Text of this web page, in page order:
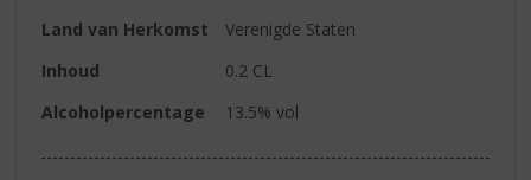
Land van Herkomst
Verenigde Staten
Inhoud
0.2 CL
Alcoholpercentage
13.5% vol